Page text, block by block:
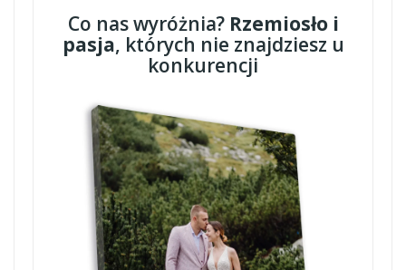
Co nas wyróżnia? Rzemiosło i
pasja, których nie znajdziesz u
konkurencji